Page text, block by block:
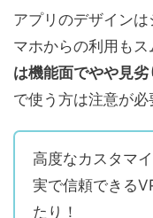
アプリのデザイン
マホからの利用もス
は機能面でやや見劣
で使う方は注意が必
高度なカスタマ
実で信頼できる
たり！